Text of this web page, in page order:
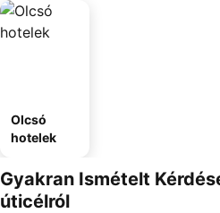
Olcsó
hotelek
Gyakran Ismételt
úticélról